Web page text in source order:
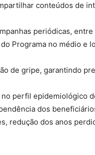
conteúdos de
periódicas,
Programa no médio e
de gripe, garantindo
perfil epidemiológico
dos
redução dos anos